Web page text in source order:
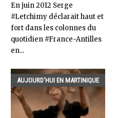
En juin 2012 Serge
#Letchimy déclarait haut et
fort dans les colonnes du
quotidien #France-Antilles
en...
AUJOURD'HUI EN MARTINIQUE